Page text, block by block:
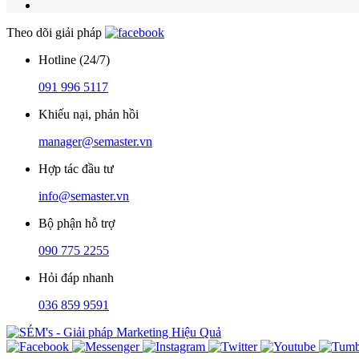
Theo dõi giải pháp
Hotline (24/7)
091 996 5117
Khiếu nại, phản hồi
manager@semaster.vn
Hợp tác đầu tư
info@semaster.vn
Bộ phận hỗ trợ
090 775 2255
Hỏi đáp nhanh
036 859 9591